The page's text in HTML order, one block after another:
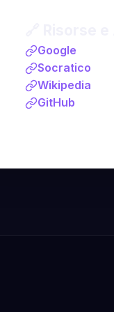
Google
Socratico
Wikipedia
GitHub